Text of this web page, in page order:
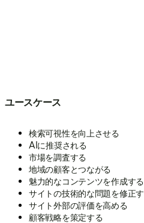
ユースケース
検索可視性を向上させる
AIに推奨される
市場を調査する
地域の顧客とつながる
魅力的なコンテンツを作成する
サイトの技術的な問題を修正
サイト外部の評価を高める
顧客戦略を策定する